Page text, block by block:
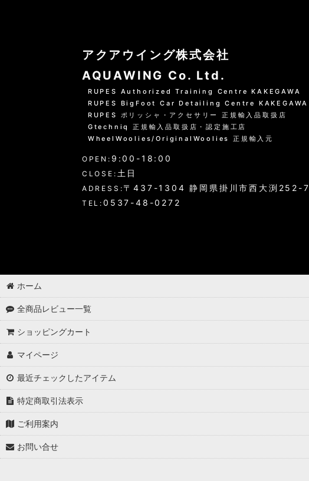
PHリフレッシュシャンプー洗車
黒い筋状の水垢・古い保護層
ホイール・タイヤの洗浄
ウインドウガラス（外窓）の洗浄
ボディコーティング（通常カラー）
ボディコーティング（マットカラー）
アルミホイールコーティング（クリアーコートなし アルミ素地 ）
アルミホイールコーティング（メッキ・スパッタリング）
アルミホイールコーティング（艶消〜半艶 マットカラー）
アルミホイールコーティング（クリアーなし ソリッドカラー塗装）
アクアウイング株式会社
AQUAWING Co. Ltd.
RUPES Authorized Training Centre KAKEGAWA
RUPES BigFoot Car Detailing Centre KAKEGAWA
RUPES ポリッシャ・アクセサリー 正規輸入品取扱店
Gtechniq 正規輸入品取扱店・認定施工店
WheelWoolies/OriginalWoolies 正規輸入元
OPEN: 9:00-18:00
CLOSE: 土日
ADRESS: 〒437-1304 静岡県掛川市西大渕252-7
TEL: 0537-48-0272
ホーム
全商品レビュー一覧
ショッピングカート
マイページ
最近チェックしたアイテム
特定商取引法表示
ご利用案内
お問い合せ